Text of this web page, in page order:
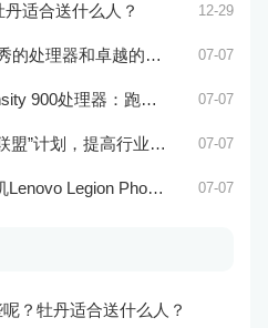
适合送什么人？ 12-29
理器和卓越的音频效果 07-07
处理器：跑分过万 07-07
计划，提高行业竞争力 07-07
Legion Phone 3 Pro 07-07
？牡丹适合送什么人？